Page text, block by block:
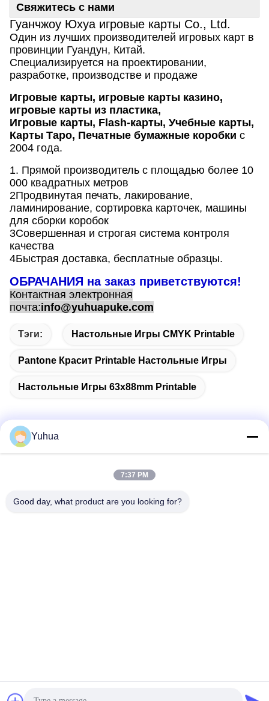
Свяжитесь с нами
Гуанчжоу Юхуа игровые карты Co., Ltd.
Один из лучших производителей игровых карт в
провинции Гуандун, Китай.
Специализируется на проектировании,
разработке, производстве и продаже
Игровые карты, игровые карты казино,
игровые карты из пластика,
Игровые карты, Flash-карты, Учебные карты,
Карты Таро, Печатные бумажные коробки с
2004 года.
1. Прямой производитель с площадью более 10
000 квадратных метров
2Продвинутая печать, лакирование,
ламинирование, сортировка карточек, машины
для сборки коробок
3Совершенная и строгая система контроля
качества
4Быстрая доставка, бесплатные образцы.
ОБРАЧАНИЯ на заказ приветствуются!
Контактная электронная
почта:info@yuhuapuke.com
Тэги: Настольные Игры CMYK Printable
Pantone Красит Printable Настольные Игры
Настольные Игры 63x88mm Printable
Guangdong Yuhua Playing Cards Co., Ltd. Добавить: No 26
2021-2026 GUANGDONG YUHUA PLAYING CARDS CO.,LTD.
Yuhua
7:37 PM
Good day, what product are you looking for?